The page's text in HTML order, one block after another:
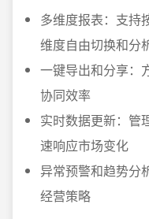
多维度报表：支持
维度自由切换和分
一键导出和分享：
协同效率
实时数据更新：管
速响应市场变化
异常预警和趋势分
经营策略